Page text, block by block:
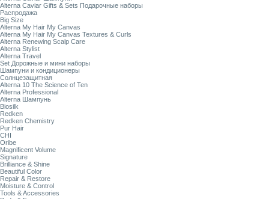
Alterna Caviar Gifts & Sets Подарочные наборы
Распродажа
Big Size
Alterna My Hair My Canvas
Alterna My Hair My Canvas Textures & Curls
Alterna Renewing Scalp Care
Alterna Stylist
Alterna Travel
Set Дорожные и мини наборы
Шампуни и кондиционеры
Солнцезащитная
Alterna 10 The Science of Ten
Alterna Professional
Alterna Шампунь
Biosilk
Redken
Redken Chemistry
Pur Hair
CHI
Oribe
Magnificent Volume
Signature
Brilliance & Shine
Beautiful Color
Repair & Restore
Moisture & Control
Tools & Accessories